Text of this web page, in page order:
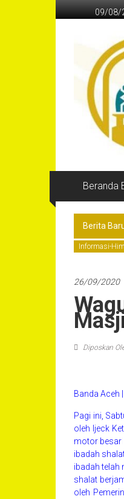
ke
09/08/
ACEH
Website
Masjid
Oman
Al-
Makmur
Aceh
Beranda
Berita
Informasi-
26/09/2020
Diposkan
Banda Aceh
Pagi ini,
oleh Ijeck
motor besar
ibadah
ibadah telah
shalat
oleh